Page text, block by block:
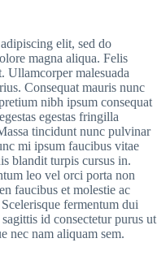
elit, sed do
magna aliqua. Felis
Ullamcorper malesuada
Consequat mauris nunc
nibh ipsum consequat
egestas fringilla
tincidunt nunc pulvinar
mi ipsum faucibus vitae
blandit turpis cursus in.
leo vel orci porta non
faucibus et molestie ac
fermentum dui
id consectetur purus ut
nec nam aliquam sem.